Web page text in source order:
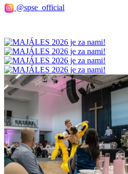
@spse_official